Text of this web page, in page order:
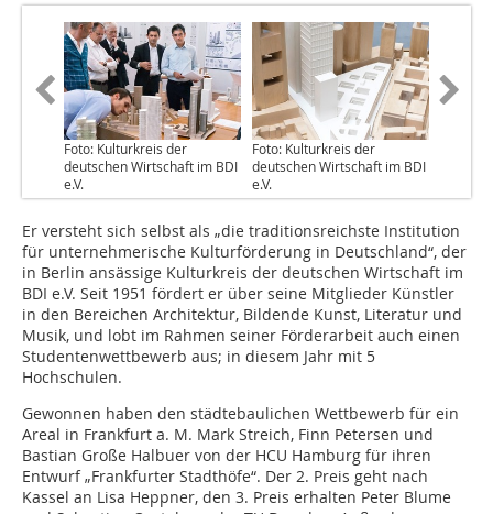
Foto: Kulturkreis der
deutschen Wirtschaft im BDI
e.V.
Foto: Kulturkreis der
deutschen Wirtschaft im BDI
e.V.
Er versteht sich selbst als „die traditionsreichste Institution
für unternehmerische Kulturförderung in Deutschland“, der
in Berlin ansässige Kulturkreis der deutschen Wirtschaft im
BDI e.V. Seit 1951 fördert er über seine Mitglieder Künstler
in den Bereichen Architektur, Bildende Kunst, Literatur und
Musik, und lobt im Rahmen seiner Förderarbeit auch einen
Studentenwettbewerb aus; in diesem Jahr mit 5
Hochschulen.
Gewonnen haben den städtebaulichen Wettbewerb für ein
Areal in Frankfurt a. M. Mark Streich, Finn Petersen und
Bastian Große Halbuer von der HCU Hamburg für ihren
Entwurf „Frankfurter Stadthöfe“. Der 2. Preis geht nach
Kassel an Lisa Heppner, den 3. Preis erhalten Peter Blume